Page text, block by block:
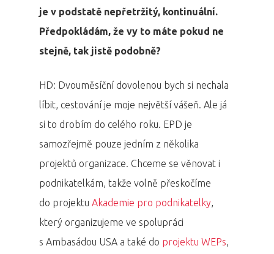
je v podstatě nepřetržitý, kontinuální.
Předpokládám, že vy to máte pokud ne
stejně, tak jistě podobně?
HD: Dvouměsíční dovolenou bych si nechala
líbit, cestování je moje největší vášeň. Ale já
si to drobím do celého roku. EPD je
samozřejmě pouze jedním z několika
projektů organizace. Chceme se věnovat i
podnikatelkám, takže volně přeskočíme
do projektu Akademie pro podnikatelky,
který organizujeme ve spolupráci
s Ambasádou USA a také do projektu WEPs,